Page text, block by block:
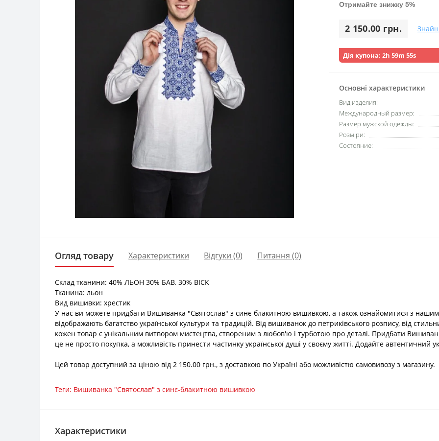
Отримайте знижку 5%
2 150.00 грн.
Дія купона: 2h 59m 53s
Основні характеристики
Вид изделия:
Международный размер:
Размер мужской одежды:
Розміри:
Состояние:
Огляд товару Характеристики Відгуки (0) Питання (0)
Склад тканини: 40% ЛЬОН 30% БАВ. 30% ВІСК
Тканина: льон
Вид вишивки: хрестик
У нас ви можете придбати Вишиванка "Святослав" з синє-блакитною вишивкою, а також ознайомитися з
відображають багатство української культури та традицій. Від вишиванок до петриківського розпису, від
кожен товар є унікальним витвором мистецтва, створеним з любов'ю і турботою про деталі. Придбати
це не просто покупка, а можливість принести частинку української душі у своєму житті. Додайте автентичний
Цей товар доступний за ціною від 2 150.00 грн., з доставкою по Україні або можливістю самовивозу з магазину.
Теги: Вишиванка "Святослав" з синє-блакитною вишивкою
Характеристики